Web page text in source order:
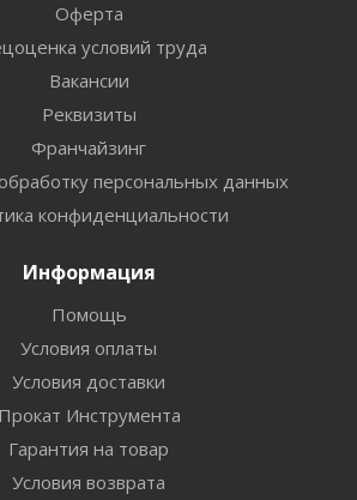
Оферта
условий труда
Вакансии
Реквизиты
Франчайзинг
персональных данных
конфиденциальности
Информация
Помощь
Условия оплаты
Условия доставки
Прокат Инструмента
Гарантия на товар
Условия возврата